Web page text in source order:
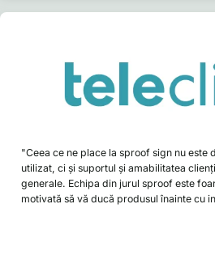
"Ceea ce ne place la sproof sign nu este
utilizat, ci și suportul și amabilitatea
generale. Echipa din jurul sproof este
motivată să vă ducă produsul înainte cu